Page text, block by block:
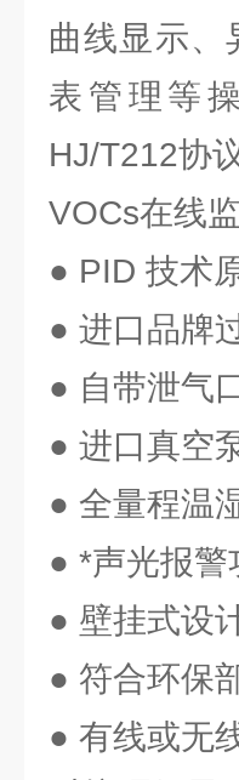
曲线显示、
表管理等
HJ/T212协
VOCs在线
● PID 技术
● 进口品牌
● 自带泄气
● 进口真空
● 全量程温
● *声光报
● 壁挂式设
● 符合环保
● 有线或无